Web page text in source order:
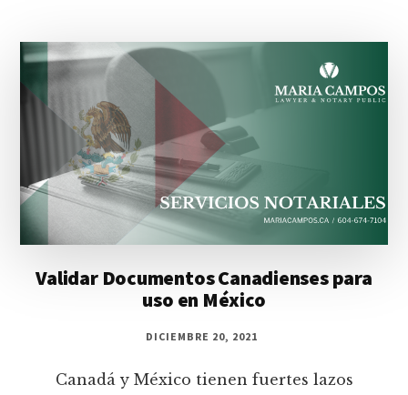
Validar Documentos Canadienses para
uso en México
DICIEMBRE 20, 2021
Canadá y México tienen fuertes lazos